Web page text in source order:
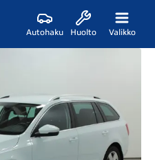
Autohaku Huolto Valikko